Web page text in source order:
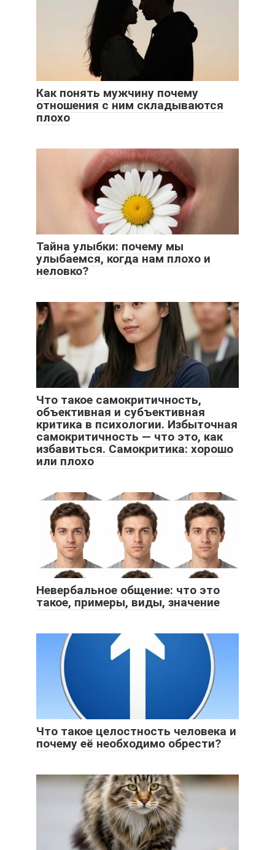
Как понять мужчину почему
отношения с ним складываются
плохо
Тайна улыбки: почему мы
улыбаемся, когда нам плохо и
неловко?
Что такое самокритичность,
объективная и субъективная
критика в психологии. Избыточная
самокритичность — что это, как
избавиться. Самокритика: хорошо
или плохо
Невербальное общение: что это
такое, примеры, виды, значение
Что такое целостность человека и
почему её необходимо обрести?